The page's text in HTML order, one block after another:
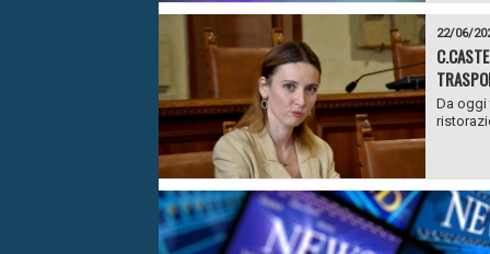
22/06/
Da oggi